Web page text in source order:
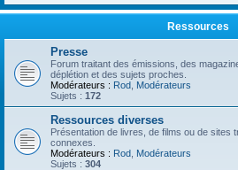
Ressources
Presse
Forum traitant des émissions, des
déplétion et des sujets proches.
Modérateurs : Rod Modérateurs
Sujets : 172
Ressources diverses
Présentation de livres, de films ou de sites
connexes.
Modérateurs : Rod Modérateurs
Sujets : 304